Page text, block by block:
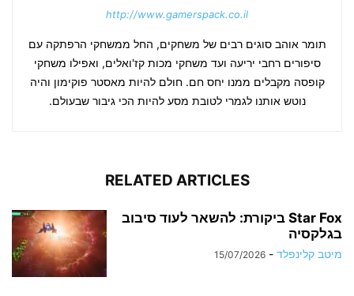
http://www.gamerspack.co.il
תומר אוהב סוגים רבים של משחקים, החל ממשחקי הרפתקה עם
סיפורים רחבי יריעה ועד משחקי מכות קז'ואלים, ואפילו משחקי
קופסה מקבלים ממנו יחס חם. חולם להיות מאסטר פוקימון והיה
נוטש אותנו לגמרי לטובת מסע להיות הכי גיבור שבעולם.
RELATED ARTICLES
Star Fox ביקורת: להשאר לעוד סיבוב
בגלקסיה
מיטב קלינפלד -
15/07/2026